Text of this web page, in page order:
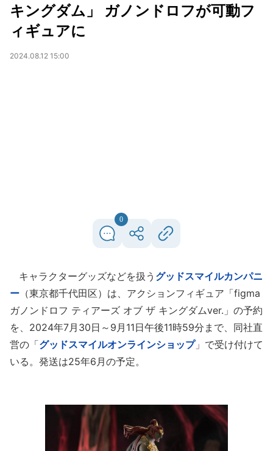
キングダム」 ガノンドロフが可動フ
ィギュアに
2024.08.12 15:00
0
キャラクターグッズなどを扱う グッドスマイルカンパニ
ー （東京都千代田区）は、アクションフィギュア「figma
ガノンドロフ ティアーズ オブ ザ キングダムver.」の予約
を、2024年7月30日～9月11日午後11時59分まで、同社直
営の「グッドスマイルオンラインショップ」で受け付けて
いる。発送は25年6月の予定。